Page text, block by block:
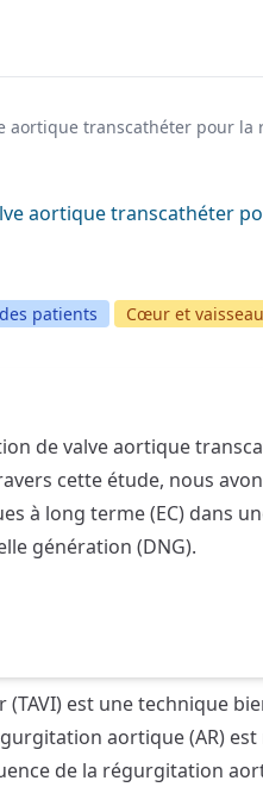
aortique transcathéter pour
aortique transcathéter
patients Cœur et
de valve aortique
cette étude, nous
à long terme (EC) dans
génération (DNG).
est une technique
aortique (AR)
de la régurgitation